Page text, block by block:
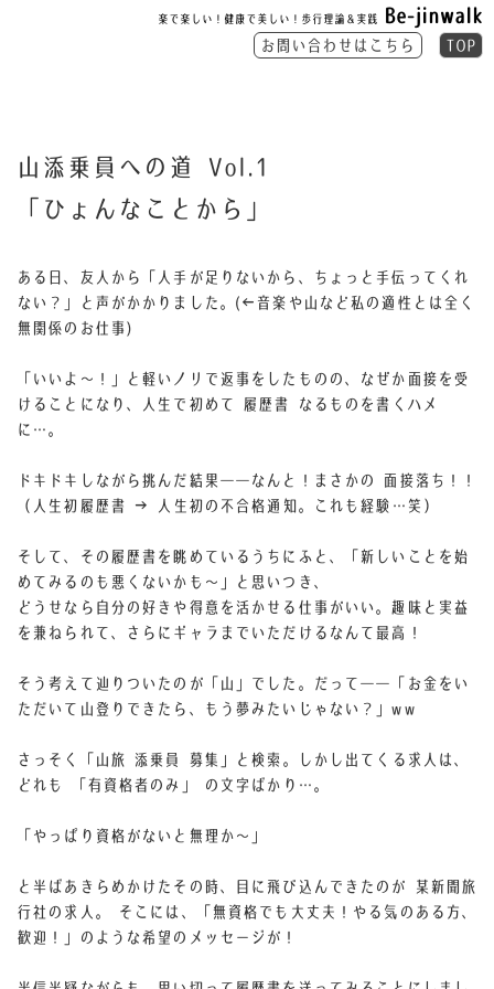
楽で楽しい！健康で美しい！歩行理論＆実践 Be-jinwalk
お問い合わせはこちら TOP
山添乗員への道 Vol.1
「ひょんなことから」
ある日、友人から「人手が足りないから、ちょっと手伝ってくれ
ない？」
と声がかかりました。(←音楽や山など私の適性とは全く
無関係のお仕事)
「いいよ〜！」と軽いノリで返事をしたものの、
なぜか面接を受
けることになり、
人生で初めて 履歴書 なるものを書くハメ
に…。
ドキドキしながら挑んだ結果―― なんと！まさかの 面接落ち！！
（人生初履歴書 → 人生初の不合格通知。これも経験…笑）
そして、 その履歴書を眺めているうちにふと、
「新しいことを始
めてみるのも悪くないかも〜」と思いつき、
どうせなら自分の好きや得意を活かせる仕事がいい。 趣味と実益
を兼ねられて、さらにギャラまでいただけるなんて最高！
そう考えて辿りついたのが「山」でした。
だって――「お金をい
ただいて山登りできたら、もう夢みたいじゃない？」ww
さっそく「山旅 添乗員 募集」と検索。
しかし出てくる求人は、
どれも 「有資格者のみ」 の文字ばかり…。
「やっぱり資格がないと無理か〜」
と半ばあきらめかけたその時、目に飛び込んできたのが
某新聞旅
行社の求人。
そこには、
「無資格でも大丈夫！やる気のある方、
歓迎！」
のような希望のメッセージが！